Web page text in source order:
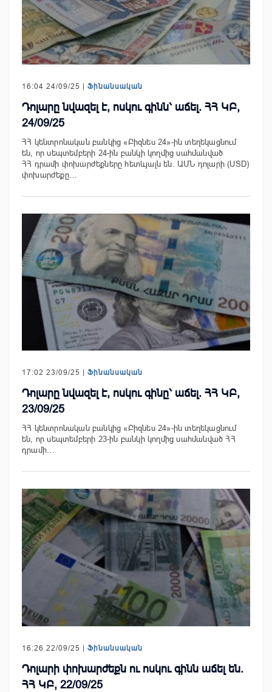
16:04 24/09/25 | Ֆինանսական
Դոլարը նվազել է, ոսկու գինն՝ աճել. ՀՀ ԿԲ,
24/09/25
ՀՀ կենտրոնական բանկից «Բիզնես 24»-ին տեղեկացնում
են, որ սեպտեմբերի 24-ին բանկի կողմից սահմանված
ՀՀ դրամի փոխարժեքները հետևյալն են. ԱՄՆ դոլարի (USD)
փոխարժեքը…
17:02 23/09/25 | Ֆինանսական
Դոլարը նվազել է, ոսկու գինը՝ աճել. ՀՀ ԿԲ,
23/09/25
ՀՀ կենտրոնական բանկից «Բիզնես 24»-ին տեղեկացնում
են, որ սեպտեմբերի 23-ին բանկի կողմից սահմանված ՀՀ
դրամի…
16:26 22/09/25 | Ֆինանսական
Դոլարի փոխարժեքն ու ոսկու գինն աճել են.
ՀՀ ԿԲ, 22/09/25